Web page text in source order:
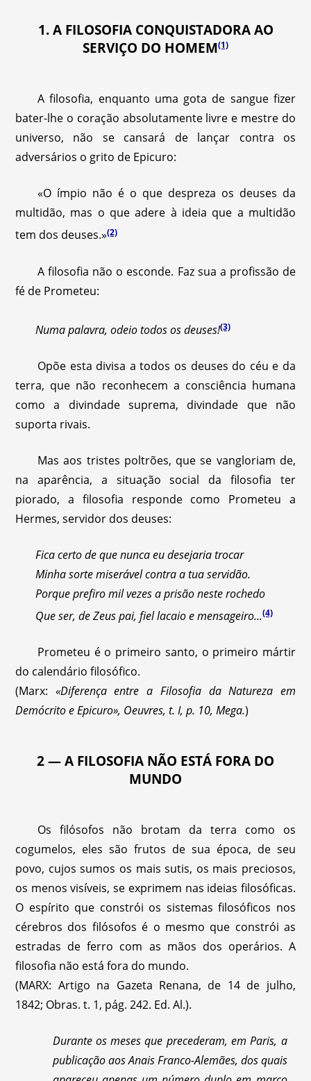
1. A FILOSOFIA CONQUISTADORA AO
SERVIÇO DO HOMEM(1)
A filosofia, enquanto uma gota de sangue fizer
bater-lhe o coração absolutamente livre e mestre do
universo, não se cansará de lançar contra os
adversários o grito de Epicuro:
«O ímpio não é o que despreza os deuses da
multidão, mas o que adere à ideia que a multidão
tem dos deuses.»(2)
A filosofia não o esconde. Faz sua a profissão de
fé de Prometeu:
Numa palavra, odeio todos os deuses!(3)
Opõe esta divisa a todos os deuses do céu e da
terra, que não reconhecem a consciência humana
como a divindade suprema, divindade que não
suporta rivais.
Mas aos tristes poltrões, que se vangloriam de,
na aparência, a situação social da filosofia ter
piorado, a filosofia responde como Prometeu a
Hermes, servidor dos deuses:
Fica certo de que nunca eu desejaria trocar
Minha sorte miserável contra a tua servidão.
Porque prefiro mil vezes a prisão neste rochedo
Que ser, de Zeus pai, fiel lacaio e mensageiro...(4)
Prometeu é o primeiro santo, o primeiro mártir
do calendário filosófico.
(Marx: «Diferença entre a Filosofia da Natureza em
Demócrito e Epicuro», Oeuvres, t. I, p. 10, Mega.)
2 — A FILOSOFIA NÃO ESTÁ FORA DO
MUNDO
Os filósofos não brotam da terra como os
cogumelos, eles são frutos de sua época, de seu
povo, cujos sumos os mais sutis, os mais preciosos,
os menos visíveis, se exprimem nas ideias filosóficas.
O espírito que constrói os sistemas filosóficos nos
cérebros dos filósofos é o mesmo que constrói as
estradas de ferro com as mãos dos operários. A
filosofia não está fora do mundo.
(MARX: Artigo na Gazeta Renana, de 14 de julho,
1842; Obras. t. 1, pág. 242. Ed. Al.).
Durante os meses que precederam, em Paris, a
publicação aos Anais Franco-Alemães, dos quais